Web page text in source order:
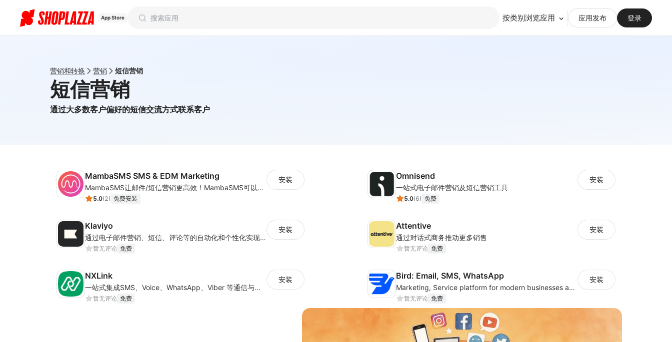
App Store 按类别浏览应用 应用发布 登录
营销和转换 营销 短信营销
短信营销
通过大多数客户偏好的短信交流方式联系客户
MambaSMS SMS & EDM Marketing
MambaSMS让邮件/短信营销更高效！MambaSMS可以帮助商家通过邮件和短信即时联系客户。并通过自动化流程，提高弃单挽回效率。
5.0(2) 免费安装
安装 Omnisend
一站式电子邮件营销及短信营销工具
5.0(6) 免费
安装
Klaviyo
通过电子邮件营销、短信、评论等的自动化和个性化实现更智能的增长
暂无评论 免费
安装 Attentive
通过对话式商务推动更多销售
暂无评论 免费
安装
NXLink
一站式集成SMS、Voice、WhatsApp、Viber 等通信与社媒能力，可精准触达目标用户，助力企业与全球用户沟通。
暂无评论 免费
安装 Bird: Email, SMS, WhatsApp
Marketing, Service platform for modern businesses across WhatsApp, SMS and Email
暂无评论 免费
安装